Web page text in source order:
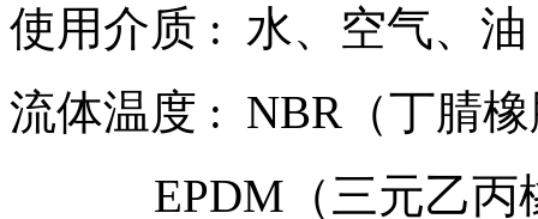
使用介质 : 水、空气、油
流体温度 : NBR（丁腈
EPDM（三元乙丙